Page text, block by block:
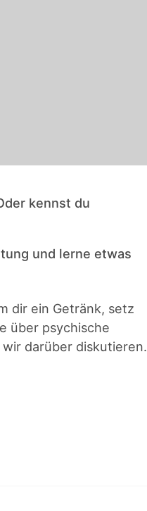
kennst du
und lerne etwas
dir ein Getränk, setz
über psychische
darüber diskutieren.